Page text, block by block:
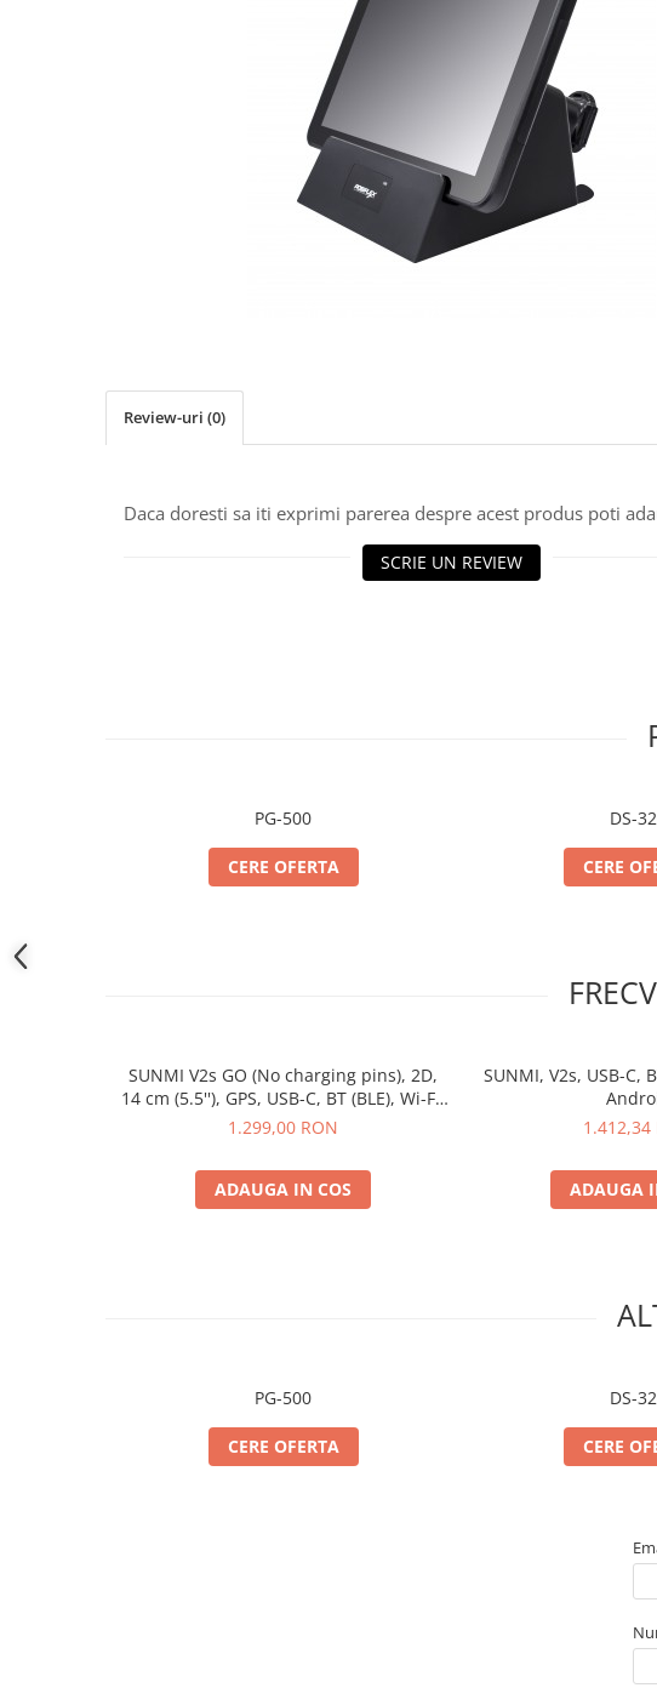
Platforme pe 4 celuli
Platforme mici 28x35
Terminale KIOSK
Review-uri (0)
Daca doresti sa iti exprimi parerea despre acest produs poti
SCRIE UN REVIEW
PG-500
CERE OFERTA
DS-
CERE
SUNMI V2s GO (No charging pins), 2D,
14 cm (5.5''), GPS, USB-C, BT (BLE), Wi-Fi,
4G, Android
1.299,00 RON
ADAUGA IN COS
SUNMI, V2s, USB-C,
1.412,34
ADAUGA
PG-500
CERE OFERTA
DS-
CERE